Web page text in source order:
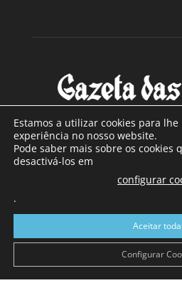
SOBRE
Com sede nas Caldas da
a sul de distrito de Leiria, com
toda a região Oeste. Jornal com
Continental e
Estamos a utilizar cookies para
experiência no nosso website.
Pode saber mais sobre os cookies
desactivá-los em
configurar
.
Aceitar
Configurar